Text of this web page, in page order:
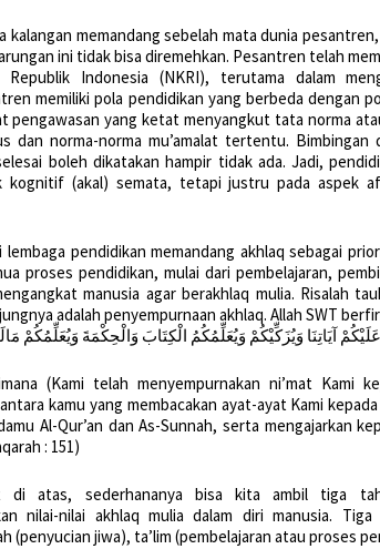
kalangan memandang sebelah mata dunia
ini tidak bisa diremehkan. Pesantren telah
Republik Indonesia (NKRI), terutama dalam
memiliki pola pendidikan yang berbeda dengan
pengawasan yang ketat menyangkut tata norma
dan norma-norma mu’amalat tertentu.
boleh dikatakan hampir tidak ada. Jadi,
kognitif (akal) semata, tetapi justru pada aspek
lembaga pendidikan memandang akhlaq sebagai
proses pendidikan, mulai dari pembelajaran,
manusia agar berakhlaq mulia. Risalah
adalah penyempurnaan akhlaq. Allah SWT
آيَاتِنَا وَيُزَكِّيْكُمْ وَيُعَلِّمُكُمُ الْكِتَابَ وَالْحِكْمَةَ وَيُعَلِّمُكُمْ
(Kami telah menyempurnakan ni’mat Kami
kamu yang membacakan ayat-ayat Kami
Al-Qur’an dan As-Sunnah, serta mengajarkan
: 151)
di atas, sederhananya bisa kita ambil tiga
nilai-nilai akhlaq mulia dalam diri manusia.
(penyucian jiwa), ta’lim (pembelajaran atau proses